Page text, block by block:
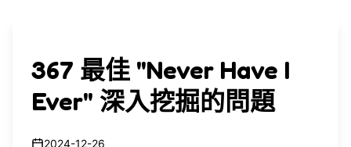
367 最佳 "Never Have I
Ever" 深入挖掘的問題
2024-12-26